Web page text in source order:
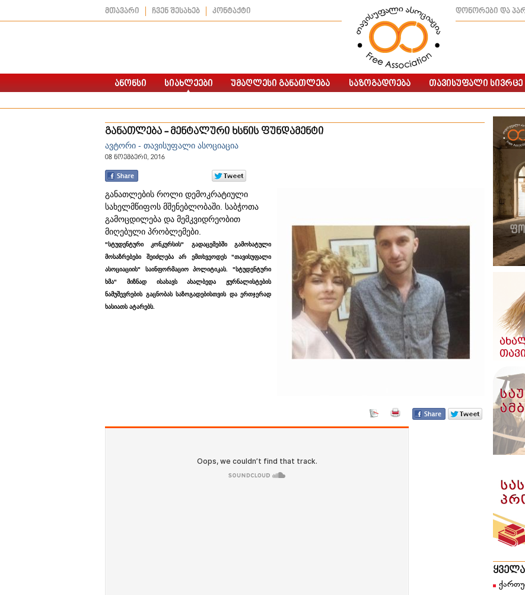
მთავარი ჩვენ შესახებ კონტაქტი დონორები და
განათლება - მენტალური ხსნის ფუნდამენტი
ავტორი - თავისუფალი ასოციაცია
08 ნოემბერი, 2016
განათლების როლი დემოკრატიული
სახელმწიფოს მშენებლობაში. საბჭოთა
გამოცდილება და მემკვიდრეობით
მიღებული პრობლემები.
"სტუდენტური კონკურსის" გადაცემებში გამოხატული
მოსაზრებები შეიძლება არ ემთხვეოდეს "თავისუფალი
ასოციაციის" საინფორმაციო პოლიტიკას. "სტუდენტური
ხმა" მიზნად ისახავს ახალბედა ჟურნალისტების
ნამუშევრების გაცნობას საზოგადებისთვის და ერთჯერად
ხასიათს ატარებს.